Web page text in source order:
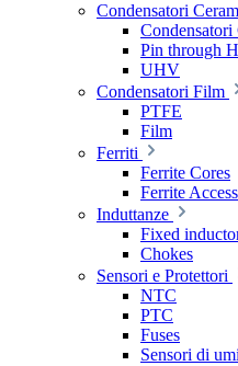
Condensatori
Pin through
UHV
Condensatori Film
PTFE
Film
Ferriti
Ferrite Cores
Ferrite
Induttanze
Fixed
Chokes
Sensori e Protettori
NTC
PTC
Fuses
Sensori di